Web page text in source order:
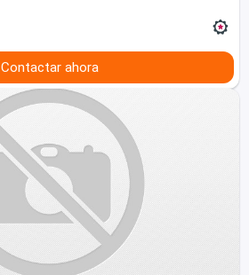
Contactar ahora